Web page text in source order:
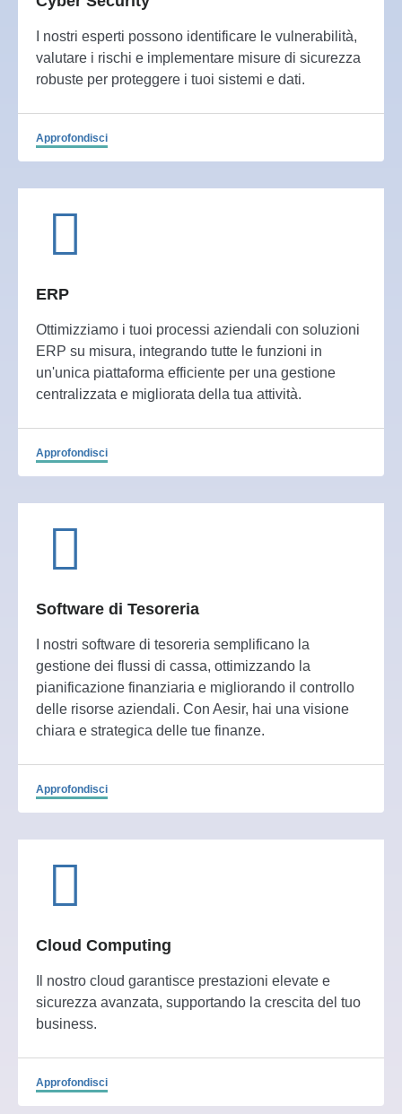
I nostri esperti possono identificare le vulnerabilità,
valutare i rischi e implementare misure di sicurezza
robuste per proteggere i tuoi sistemi e dati.
Approfondisci
ERP
Ottimizziamo i tuoi processi aziendali con soluzioni
ERP su misura, integrando tutte le funzioni in
un'unica piattaforma efficiente per una gestione
centralizzata e migliorata della tua attività.
Approfondisci
Software di Tesoreria
I nostri software di tesoreria semplificano la
gestione dei flussi di cassa, ottimizzando la
pianificazione finanziaria e migliorando il controllo
delle risorse aziendali. Con Aesir, hai una visione
chiara e strategica delle tue finanze.
Approfondisci
Cloud Computing
Il nostro cloud garantisce prestazioni elevate e
sicurezza avanzata, supportando la crescita del tuo
business.
Approfondisci